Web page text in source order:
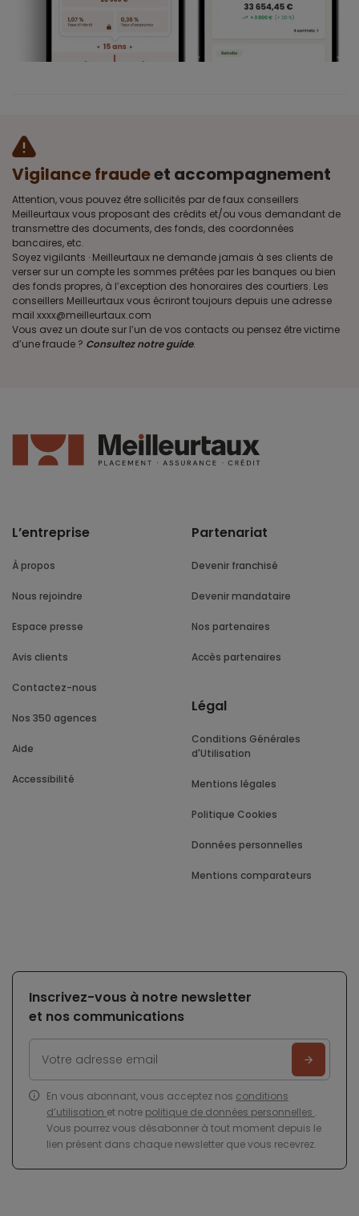
Vigilance fraudeet accompagnement
Attention, vous pouvez être sollicités par de faux conseillers
Meilleurtaux vous proposant des crédits et/ou vous demandant de
transmettre des documents, des fonds, des coordonnées
bancaires, etc.
Soyez vigilants · Meilleurtaux ne demande jamais à ses clients de
verser sur un compte les sommes prêtées par les banques ou bien
des fonds propres, à l’exception des honoraires des courtiers. Les
conseillers Meilleurtaux vous écriront toujours depuis une adresse
mail xxxx@meilleurtaux.com
Vous avez un doute sur l’un de vos contacts ou pensez être victime
d’une fraude ? Consultez notre guide.
L’entreprise
À propos
Nous rejoindre
Espace presse
Avis clients
Contactez-nous
Nos 350 agences
Aide
Accessibilité
Partenariat
Devenir franchisé
Devenir mandataire
Nos partenaires
Accès partenaires
Légal
Conditions Générales
d'Utilisation
Mentions légales
Politique Cookies
Données personnelles
Mentions comparateurs
Inscrivez-vous à notre newsletter
et nos communications
En vous abonnant, vous acceptez nos conditions
d’utilisation et notre politique de données personnelles .
Vous pourrez vous désabonner à tout moment depuis le
lien présent dans chaque newsletter que vous recevrez.